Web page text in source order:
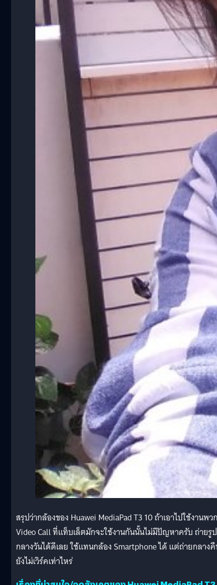
สรุปว่ากล้องของ Huawei MediaPad T3 10 ถ้าเอาไปใช้งานพว
Video Call ที่แท็บเล็ตมักจะใช้งานกันนั้นไม่มีปัญหาครับ ถ่ายรูป
กลางวันได้ดีเลย ใช้แทนกล้อง Smartphone ได้ แต่ถ่ายกลาง
ยังไม่เวิร์คเท่าไหร่